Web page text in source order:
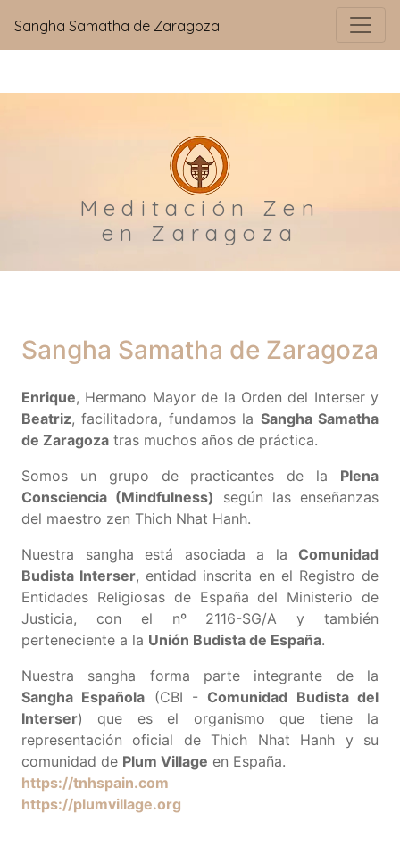
Sangha Samatha de Zaragoza
Meditación Zen
en Zaragoza
Sangha Samatha de Zaragoza
Enrique, Hermano Mayor de la Orden del Interser y
Beatriz, facilitadora, fundamos la Sangha Samatha
de Zaragoza tras muchos años de práctica.
Somos un grupo de practicantes de la Plena
Consciencia (Mindfulness) según las enseñanzas
del maestro zen Thich Nhat Hanh.
Nuestra sangha está asociada a la Comunidad
Budista Interser, entidad inscrita en el Registro de
Entidades Religiosas de España del Ministerio de
Justicia, con el nº 2116-SG/A y también
perteneciente a la Unión Budista de España.
Nuestra sangha forma parte integrante de la
Sangha Española (CBI - Comunidad Budista del
Interser) que es el organismo que tiene la
representación oficial de Thich Nhat Hanh y su
comunidad de Plum Village en España.
https://tnhspain.com
https://plumvillage.org